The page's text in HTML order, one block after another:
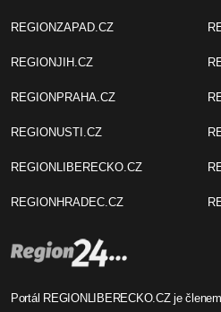
REGIONZAPAD.CZ
REGIONJIH.CZ
REGIONPRAHA.CZ
REGIONUSTI.CZ
REGIONLIBERECKO.CZ
REGIONHRADEC.CZ
Portál REGIONLIBERECKO.CZ je